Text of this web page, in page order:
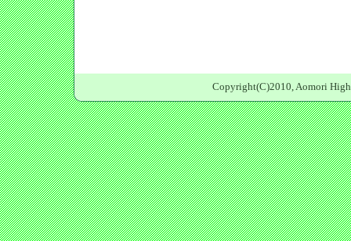
Copyright(C)2010, Aomori